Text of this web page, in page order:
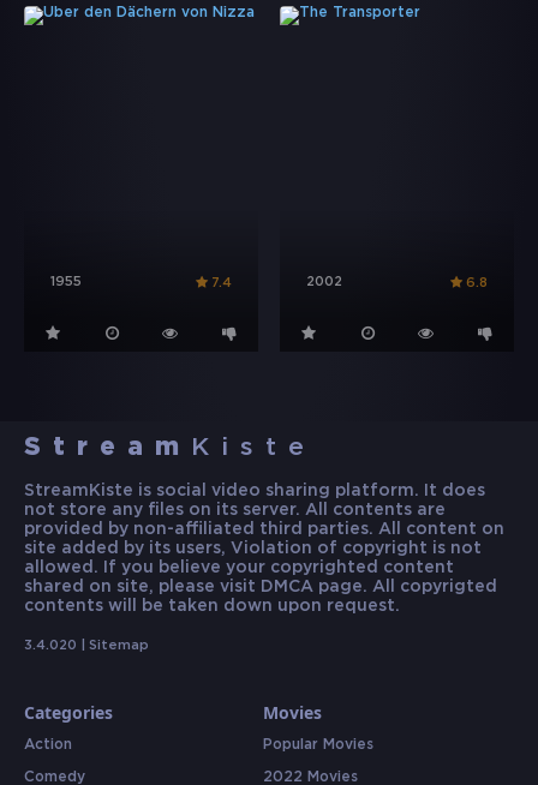
1955 7.4 2002 6.8
Stream Kiste
StreamKiste is social video sharing platform. It does
not store any files on its server. All contents are
provided by non-affiliated third parties. All content on
site added by its users, Violation of copyright is not
allowed. If you believe your copyrighted content
shared on site, please visit DMCA page. All copyrigted
contents will be taken down upon request.
3.4.020 | Sitemap
Categories
Action
Comedy
Movies
Popular Movies
2022 Movies